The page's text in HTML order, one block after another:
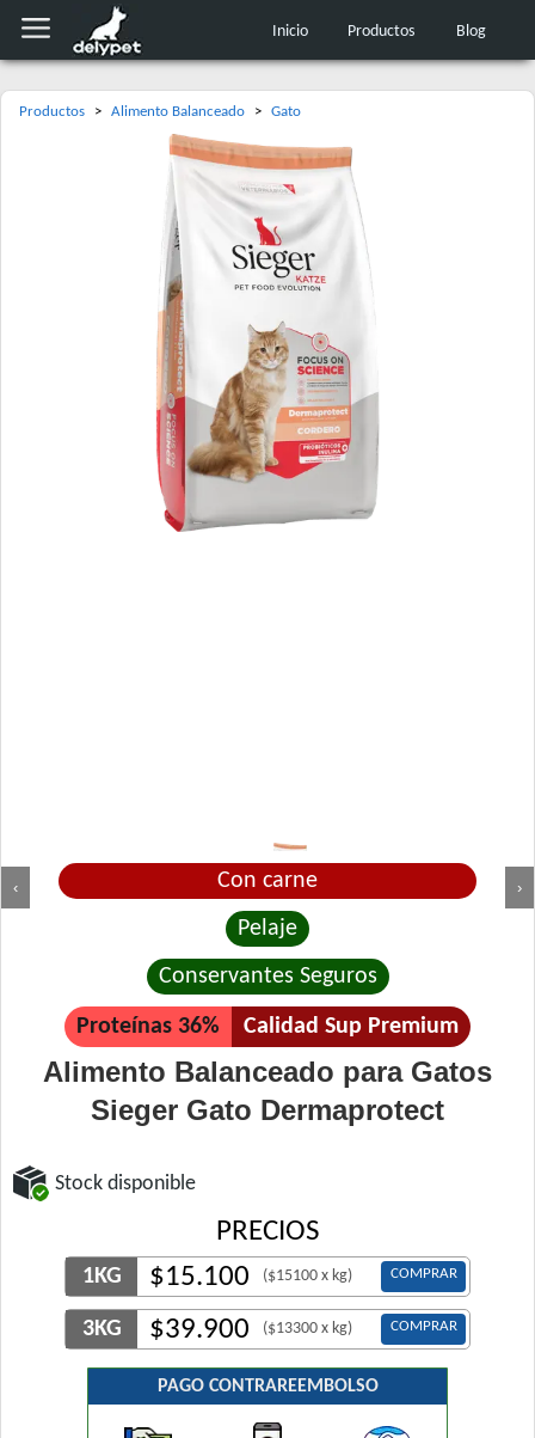
Inicio Productos Blog
Productos > Alimento Balanceado > Gato
‹ ›
Con carne
Pelaje
Conservantes Seguros
Proteínas 36% Calidad Sup Premium
Alimento Balanceado para Gatos
Sieger Gato Dermaprotect
Stock disponible
PRECIOS
1KG $15.100 ($15100 x kg) COMPRAR
3KG $39.900 ($13300 x kg) COMPRAR
PAGO CONTRAREEMBOLSO